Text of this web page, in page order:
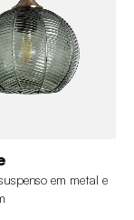
em metal e